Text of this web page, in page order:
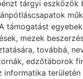
tárgyi eszközök
támogatást
mezek
továbbá,
edzőtáborok
területén